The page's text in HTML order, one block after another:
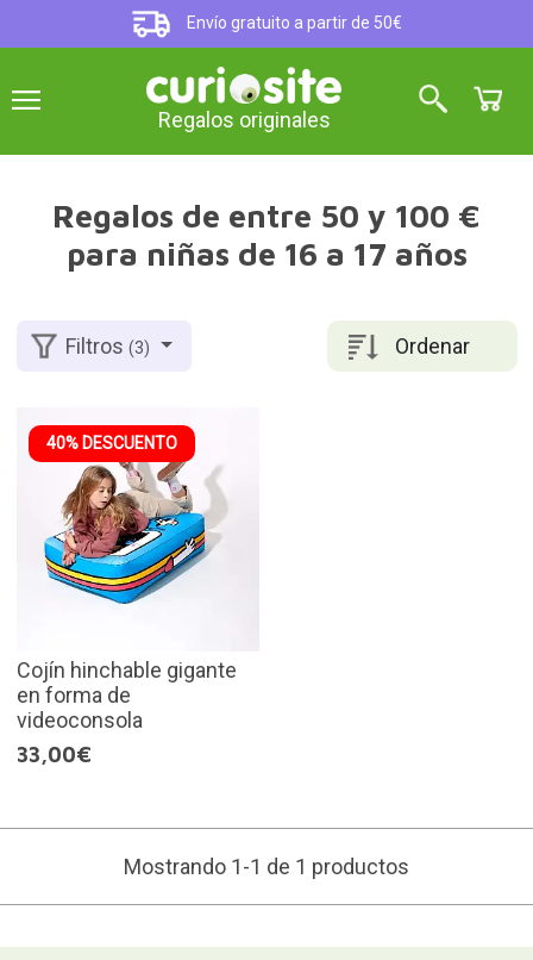
Envío gratuito a partir de 50€
Regalos originales
Regalos de entre 50 y 100 €
para niñas de 16 a 17 años
Ordenar
Filtros(3)
40% DESCUENTO
Cojín hinchable gigante
en forma de
videoconsola
33,00€
Mostrando 1-1 de 1 productos